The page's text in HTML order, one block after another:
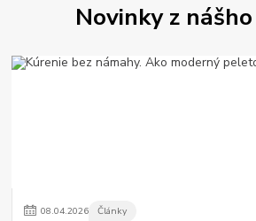
Novinky z
08.04.2026 Články